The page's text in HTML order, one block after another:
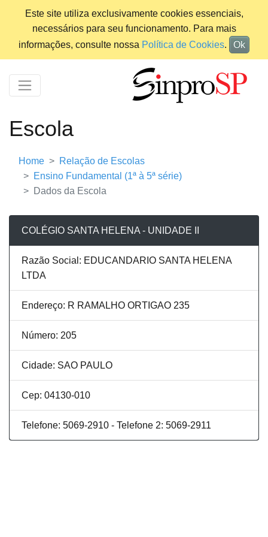
Este site utiliza exclusivamente cookies essenciais,
necessários para seu funcionamento. Para mais
informações, consulte nossa Política de Cookies. Ok
Escola
Home
Relação de Escolas
Ensino Fundamental (1ª à 5ª série)
Dados da Escola
COLÉGIO SANTA HELENA - UNIDADE II
Razão Social: EDUCANDARIO SANTA HELENA
LTDA
Endereço: R RAMALHO ORTIGAO 235
Número: 205
Cidade: SAO PAULO
Cep: 04130-010
Telefone: 5069-2910 - Telefone 2: 5069-2911